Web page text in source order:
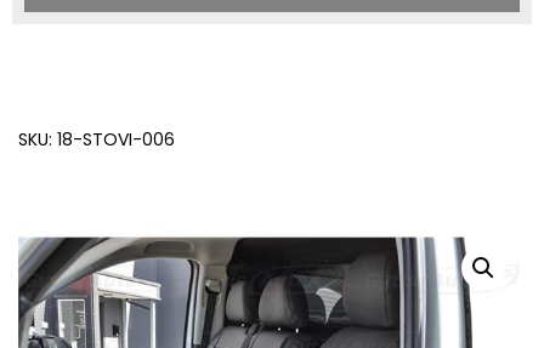
SKU: 18-STOVI-006